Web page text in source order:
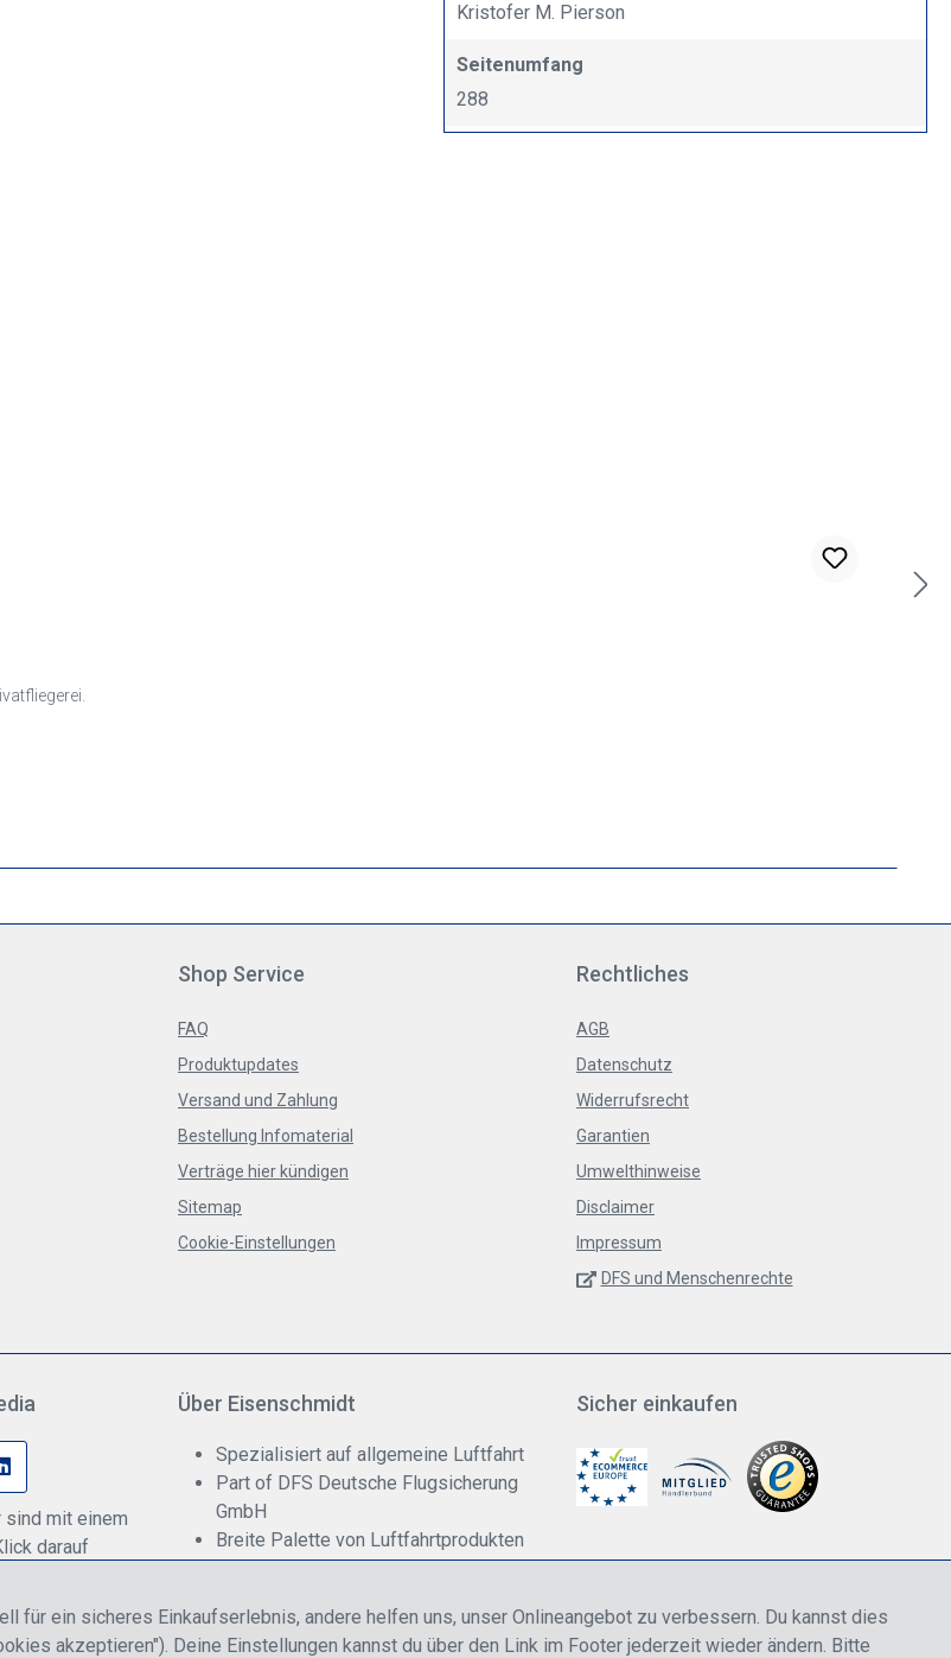
Kristofer M. Pierson
Seitenumfang
288
Shop Service
FAQ
Produktupdates
Versand und Zahlung
Bestellung Infomaterial
Verträge hier kündigen
Sitemap
Cookie-Einstellungen
Rechtliches
AGB
Datenschutz
Widerrufsrecht
Garantien
Umwelthinweise
Disclaimer
Impressum
DFS und Menschenrechte
sind mit einem
darauf
Weitere
unserer
Über Eisenschmidt
Spezialisiert auf allgemeine Luftfahrt
Part of DFS Deutsche Flugsicherung
GmbH
Breite Palette von Luftfahrtprodukten
Sicher einkaufen
ein sicheres Einkaufserlebnis, andere helfen uns, unser Onlineangebot zu verbessern. Du kannst dies
akzeptieren"). Deine Einstellungen kannst du über den Link im Footer jederzeit wieder ändern. Bitte